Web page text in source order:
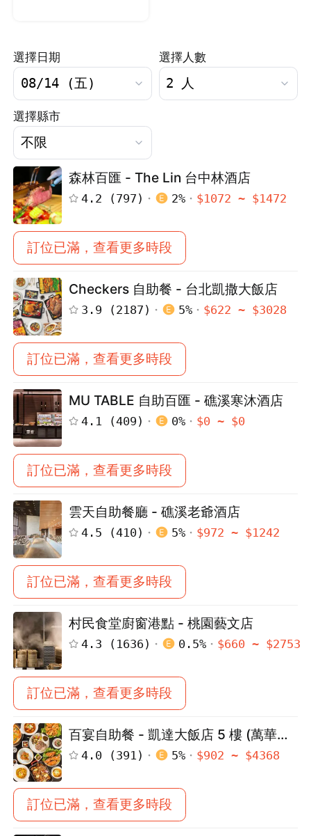
選擇日期 選擇人數
選擇縣市
森林百匯 - The Lin 台中林酒店
4.2 (797 ) 2% $1072 ~ $1472
訂位已滿，查看更多時段
Checkers 自助餐 - 台北凱撒大飯店
3.9 (2187 ) 5% $622 ~ $3028
訂位已滿，查看更多時段
MU TABLE 自助百匯 - 礁溪寒沐酒店
4.1 (409 ) 0% $0 ~ $0
訂位已滿，查看更多時段
雲天自助餐廳 - 礁溪老爺酒店
4.5 (410 ) 5% $972 ~ $1242
訂位已滿，查看更多時段
村民食堂廚窗港點 - 桃園藝文店
4.3 ( 1636 ) 0.5% $660 ~ $2753
訂位已滿，查看更多時段
百宴自助餐 - 凱達大飯店 5 樓 (萬華雙
子星)
4.0 (391 ) 5% $902 ~ $4368
訂位已滿，查看更多時段